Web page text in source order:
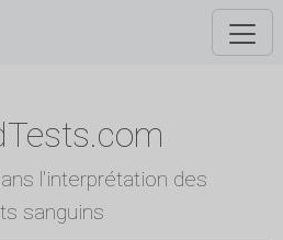
l'interprétation des
sanguins